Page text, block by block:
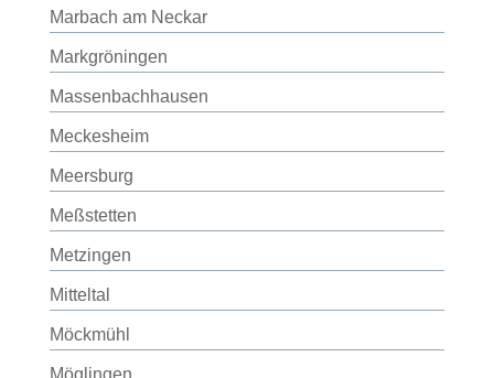
Marbach am Neckar
Markgröningen
Massenbachhausen
Meckesheim
Meersburg
Meßstetten
Metzingen
Mitteltal
Möckmühl
Möglingen